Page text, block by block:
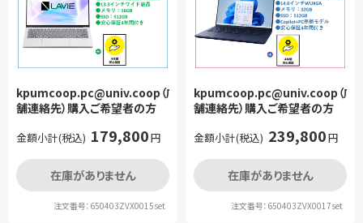
kpumcoop.pc@univ.coop（店
舗連絡先）購入ご希望者の方
金額小計(税込) 179,800円
在庫がありません
注文番号：650403ZVX0015set
kpumcoop.pc@univ.coop（店
舗連絡先）購入ご希望者の方
金額小計(税込) 239,800円
在庫がありません
注文番号：650403ZVX0017set